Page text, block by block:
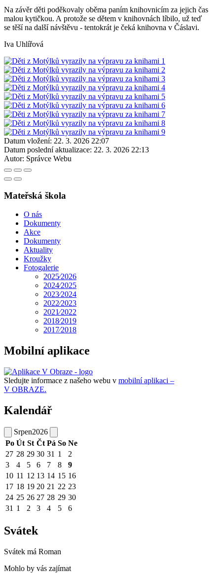
Na závěr děti poděkovaly oběma paním knihovnicím za jejich čas
malou kytičkou. A protože se dětem v knihovnách líbilo, už teď
se těší na další návštěvu - tentokrát je čeká knihovna v Čáslavi.
Iva Uhlířová
Datum vložení: 22. 3. 2026 22:07
Datum poslední aktualizace: 22. 3. 2026 22:13
Autor: Správce Webu
Mateřská škola
O nás
Dokumenty
Akce
Dokumenty
Aktuality
Kroužky
Fotogalerie
2025⁄2026
2024⁄2025
2023⁄2024
2022⁄2023
2021⁄2022
2018⁄2019
2017⁄2018
Mobilní aplikace
Sledujte informace z našeho webu v mobilní aplikaci –
V OBRAZE.
Kalendář
Srpen2026
Po Út St Čt Pá So Ne
27 28 29 30 31 1
2
3
4 5 6 7 8
9
10 11 12 13 14 15 16
17 18 19 20 21 22 23
24 25 26 27 28 29 30
31 1 2 3 4 5 6
Svátek
Svátek má Roman
Mohlo by vás zajímat